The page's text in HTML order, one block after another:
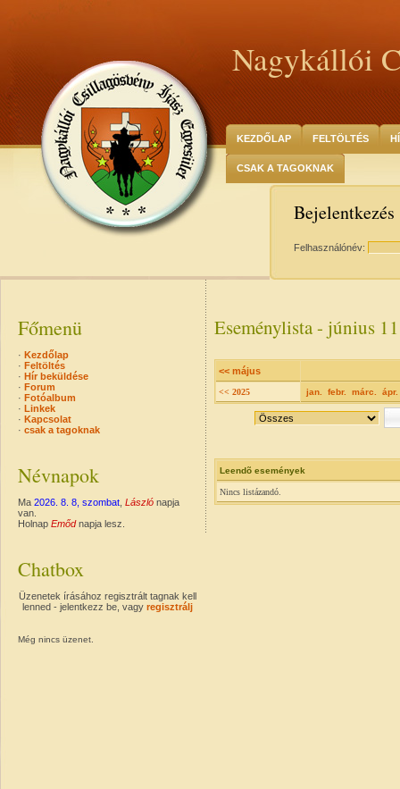
Nagykállói
KEZDŐLAP FELTÖLTÉS
CSAK A TAGOKNAK
Bejelentkezés
Felhasználónév:
Főmenü
· Kezdőlap
· Feltöltés
· Hír beküldése
· Forum
· Fotóalbum
· Linkek
· Kapcsolat
· csak a tagoknak
Névnapok
Ma 2026. 8. 8, szombat László napja
van.
Holnap Emődnapja lesz.
Chatbox
Üzenetek írásához regisztrált tagnak kell
lenned - jelentkezz be, vagy regisztrálj
Még nincs üzenet.
Eseménylista - június 11
<< május
<< 2025 jan. febr. márc. ápr.
Leendõ események
Nincs listázandó.